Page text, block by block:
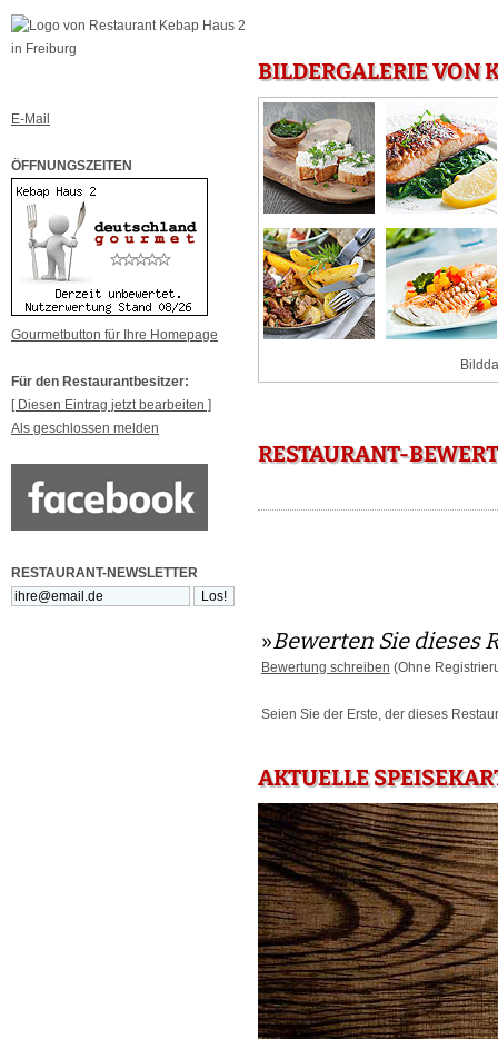
E-Mail
ÖFFNUNGSZEITEN
Gourmetbutton für Ihre Homepage
Für den Restaurantbesitzer:
[ Diesen Eintrag jetzt bearbeiten ]
Als geschlossen melden
RESTAURANT-NEWSLETTER
BILDERGALERIE VON
RESTAURANT-
»Bewerten Sie dieses
Bewertung schreiben (Ohne
Seien Sie der Erste, der dieses
AKTUELLE